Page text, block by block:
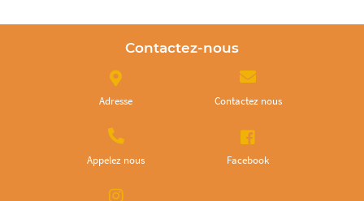
Contactez-nous
Adresse Contactez nous
Appelez nous Facebook